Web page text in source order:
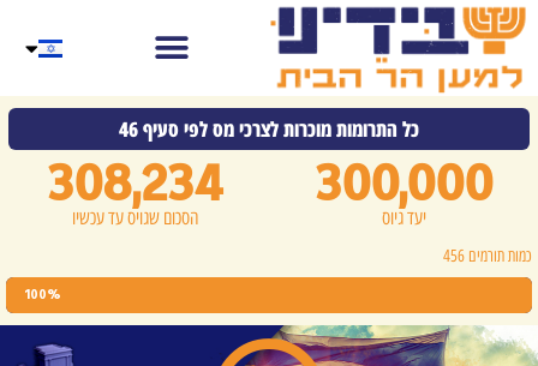
הסכום שגויס עד עכשיו
308,234
יעד גיוס
300,000
כל התרומות מוכרות לצרכי מס לפי סעיף 46
כמות תורמים 456
100%